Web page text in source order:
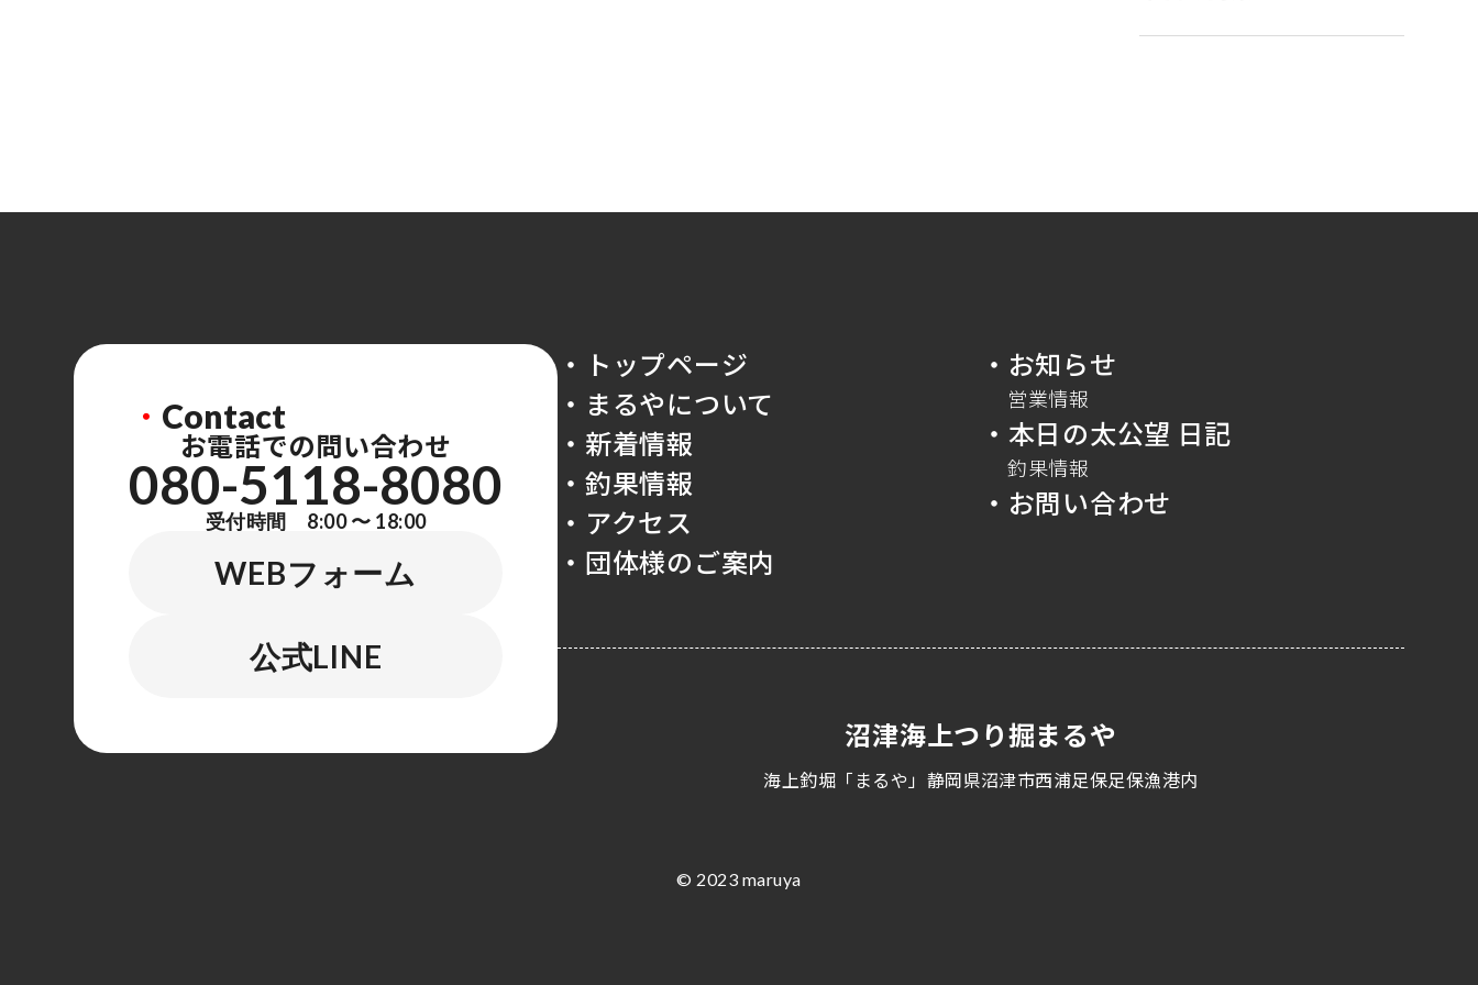
・ Contact
お電話での問い合わせ
080-5118-8080
受付時間 8:00 〜 18:00
WEBフォーム
公式LINE
・トップページ
・まるやについて
・新着情報
・釣果情報
・アクセス
・団体様のご案内
・お知らせ
営業情報
・本日の太公望 日記
釣果情報
・お問い合わせ
沼津海上つり掘まるや
海上釣堀「まるや」静岡県沼津市西浦足保足保漁港内
© 2023 maruya